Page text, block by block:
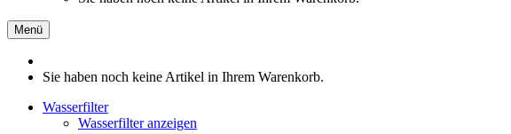
Menü
Sie haben noch keine Artikel in Ihrem Warenkorb.
Wasserfilter
Wasserfilter anzeigen